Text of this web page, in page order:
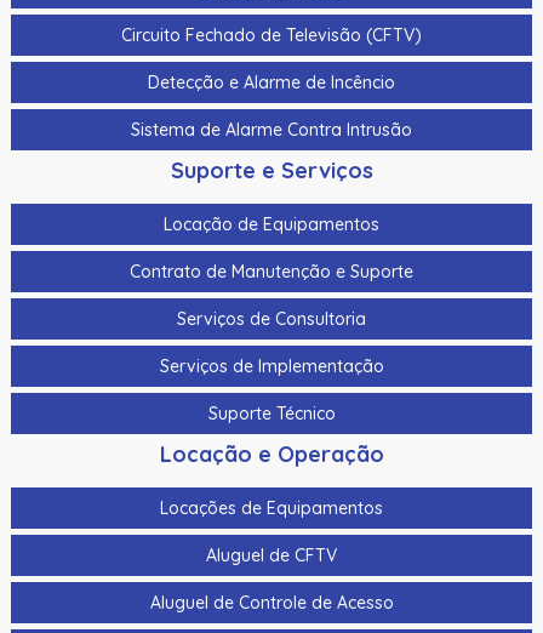
Circuito Fechado de Televisão (CFTV)
Detecção e Alarme de Incêncio
Sistema de Alarme Contra Intrusão
Suporte e Serviços
Locação de Equipamentos
Contrato de Manutenção e Suporte
Serviços de Consultoria
Serviços de Implementação
Suporte Técnico
Locação e Operação
Locações de Equipamentos
Aluguel de CFTV
Aluguel de Controle de Acesso